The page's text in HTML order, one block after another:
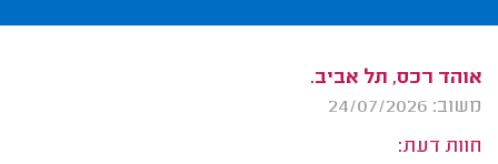
אוהד רכס, תל אביב.
משוב: 24/07/2026
חוות דעת: